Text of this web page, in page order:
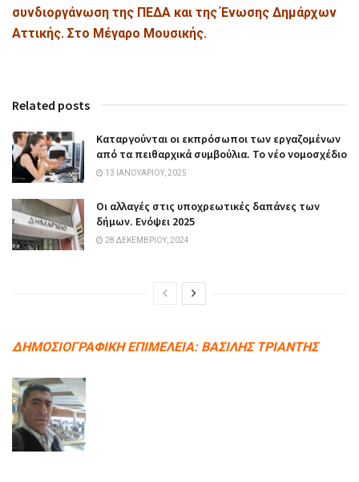
συνδιοργάνωση της ΠΕΔΑ και της Ένωσης Δημάρχων
Αττικής. Στο Μέγαρο Μουσικής.
Related posts
Καταργούνται οι εκπρόσωποι των εργαζομένων
από τα πειθαρχικά συμβούλια. Το νέο νομοσχέδιο
13 ΙΑΝΟΥΑΡΊΟΥ, 2025
Οι αλλαγές στις υποχρεωτικές δαπάνες των
δήμων. Ενόψει 2025
28 ΔΕΚΕΜΒΡΊΟΥ, 2024
ΔΗΜΟΣΙΟΓΡΑΦΙΚΗ ΕΠΙΜΕΛΕΙΑ: ΒΑΣΙΛΗΣ ΤΡΙΑΝΤΗΣ